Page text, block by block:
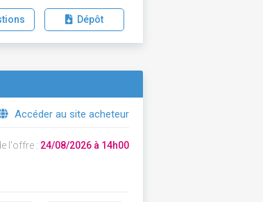
Dépôt
Accéder au site acheteur
l'offre : 24/08/2026 à 14h00